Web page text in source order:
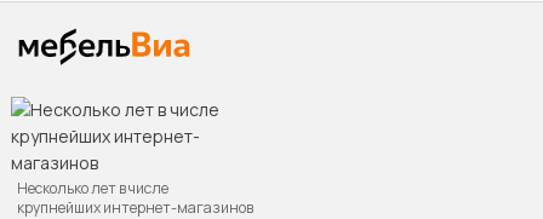
Несколько лет в числе
крупнейших интернет-магазинов